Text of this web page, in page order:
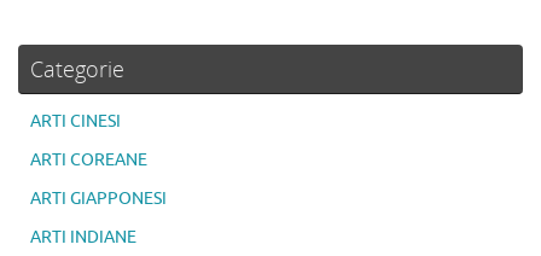
Categorie
ARTI CINESI
ARTI COREANE
ARTI GIAPPONESI
ARTI INDIANE